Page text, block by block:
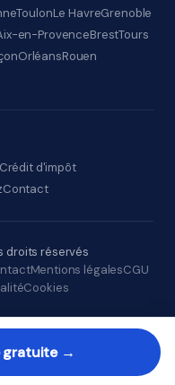
gratuite →
ToulonLe HavreGrenoble
en-ProvenceBrestTours
OrléansRouen
Crédit d'impôt
Contact
droits réservés
Mentions légalesCGU
Cookies